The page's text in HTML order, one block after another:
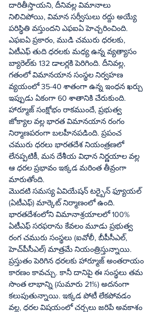
దారితీస్తాయని, దీనివల్ల విమానాలు
నిలిచిపోయి, విమాన సర్వీసులు రద్దు అయ్యే
పరిస్థితి వస్తుందని ఎఫఐఏ హెచ్చరించింది.
ఎఫఐఏ ప్రకారం, ముడి చమురు ధరలకు,
ఏటీఎఫ్ తుది ధరలకు మధ్య ఉన్న వ్యత్యాసం
బ్యారెల్‌కు 132 డాలర్లకి పెరిగింది. దీనివల్ల,
గతంలో విమానయాన సంస్థల నిర్వహణ
వ్యయంలో 35-40 శాతంగా ఉన్న ఇంధన ఖర్చు
ఇప్పుడు ఏకంగా 60 శాతానికి చేరుకుంది.
హార్మూజ్ సంక్షోభం రాకముందే, ప్రభుత్వ
జోక్యాల వల్ల భారత విమానయాన రంగం
నిర్మాణపరంగా బలహీనపడింది. ప్రపంచ
చమురు ధరలు భారతదేశ నియంత్రణలో
లేనప్పటికీ, మన దేశీయ విధాన నిర్ణయాల వల్ల
ఆ ధరల ప్రభావం ఇక్కడ మరింత తీవ్రంగా
మారుతోంది.
మొదటి సమస్య ఏవియేషన్ టర్బైన్ ఫ్యూయల్
(ఏటీఎఫ్) మార్కెట్ నిర్మాణంలో ఉంది.
భారతదేశంలోని విమానాశ్రయాలలో 100%
ఏటీఎఫ్ సరఫరాను కేవలం మూడు ప్రభుత్వ
రంగ చమురు సంస్థలు (ఐవోలీ, బీపీసీఎల్,
హెచ్‌పీసీఎల్) మాత్రమే నియంత్రిస్తున్నాయి.
ప్రస్తుతం పెరిగిన ధరలకు హార్మూజ్ అంతరాయం
కారణం కావచ్చు. కానీ దానిపై ఈ సంస్థలు తమ
సొంత లాభాన్ని (సుమారు 21%) అదనంగా
కలుపుతున్నాయి. ఇక్కడ పోటీ లేకపోవడం
వల్ల, ధరల విషయంలో చర్చలు జరిపే అవకాశం